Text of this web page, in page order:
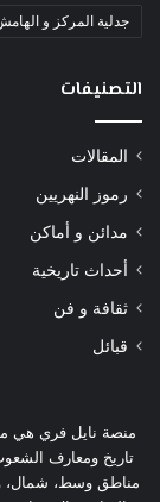
جدلية المركز و
التصنيفات
المقالات
رموز النهريين
مدائن و أماكن
أحداث تاريخية
ثقافة و فن
قبائل
منصة نايل فري هي
تاريخ ومعارف
مناطق وسط، شمال،